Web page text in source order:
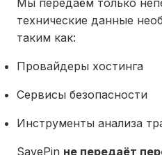
Мы передаём только
технические данные
таким как:
Провайдеры хостинга
Сервисы безопасности
Инструменты анализа
SavePin не передаёт